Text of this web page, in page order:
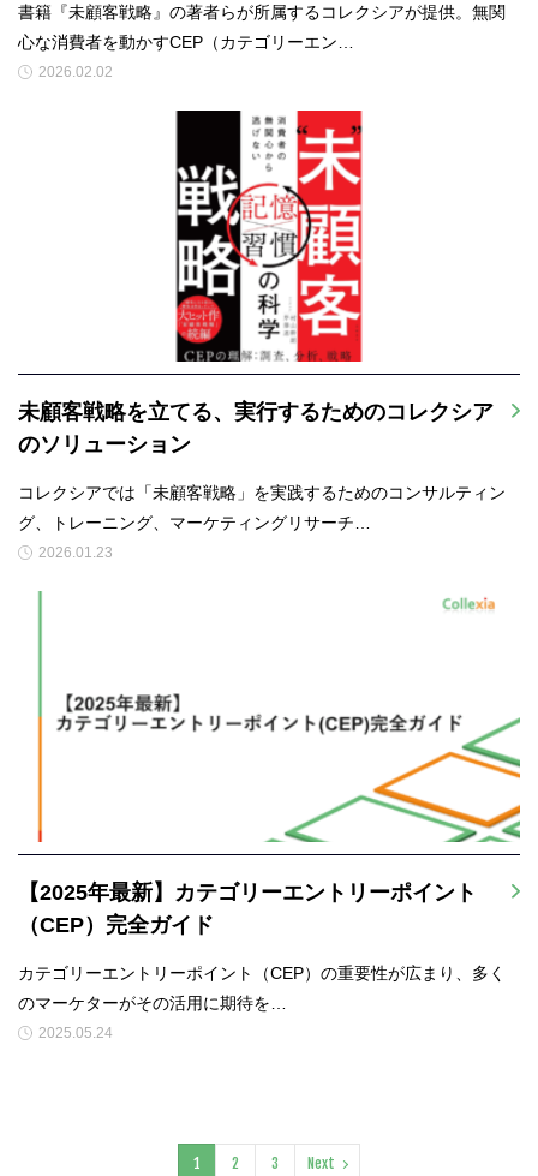
書籍『未顧客戦略』の著者らが所属するコレクシアが提供。無関
心な消費者を動かすCEP（カテゴリーエン…
2026.02.02
未顧客戦略を立てる、実行するためのコレクシア
のソリューション
コレクシアでは「未顧客戦略」を実践するためのコンサルティン
グ、トレーニング、マーケティングリサーチ…
2026.01.23
【2025年最新】カテゴリーエントリーポイント
（CEP）完全ガイド
カテゴリーエントリーポイント（CEP）の重要性が広まり、多く
のマーケターがその活用に期待を…
2025.05.24
1 2 3 Next